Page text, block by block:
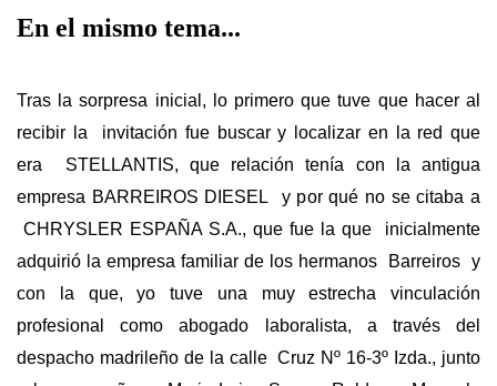
En el mismo tema...
Tras la sorpresa inicial, lo primero que tuve que hacer al
recibir la invitación fue buscar y localizar en la red que
era STELLANTIS, que relación tenía con la antigua
empresa BARREIROS DIESEL y por qué no se citaba a
CHRYSLER ESPAÑA S.A., que fue la que inicialmente
adquirió la empresa familiar de los hermanos Barreiros y
con la que, yo tuve una muy estrecha vinculación
profesional como abogado laboralista, a través del
despacho madrileño de la calle Cruz Nº 16-3º Izda., junto